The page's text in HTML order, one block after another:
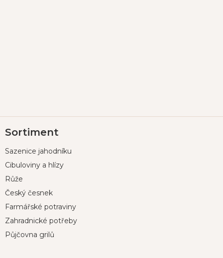
á
a
Sortiment
Sazenice jahodníku
Cibuloviny a hlízy
Růže
Český česnek
Farmářské potraviny
Zahradnické potřeby
Půjčovna grilů